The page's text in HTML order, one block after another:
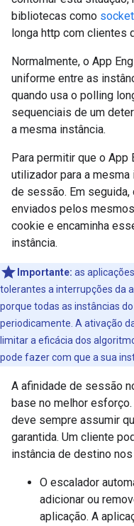
bibliotecas como
longa http com clientes
Normalmente, o App
uniforme entre as
quando usa o polling
sequenciais de um
a mesma instância.
Para permitir que o
utilizador para a
de sessão. Em
enviados pelos
cookie e encaminha
instância.
Importante: as
tolerantes a interrupções da
porque todas as instâncias
periodicamente. A ativação
limitar a eficácia dos
pode fazer com que a sua
A afinidade de sessão
base no melhor
deve sempre assumir
garantida. Um cliente
instância de destino
O escalador
adicionar ou
aplicação. A